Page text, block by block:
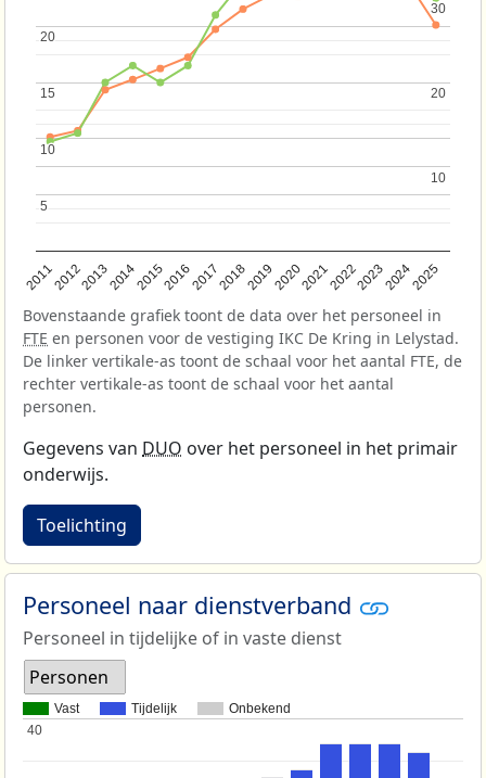
201120122013201420152016201720182019202020212022202320242025
5
5
10
10
15
15
20
20
10
10
20
20
30
30
Bovenstaande grafiek toont de data over het personeel in
FTE en personen voor de vestiging IKC De Kring in Lelystad.
De linker vertikale-as toont de schaal voor het aantal FTE, de
rechter vertikale-as toont de schaal voor het aantal
personen.
Gegevens van DUO over het personeel in het primair
onderwijs.
Toelichting
Personeel naar dienstverband
Personeel in tijdelijke of in vaste dienst
Personen
Vast Tijdelijk Onbekend
40
40